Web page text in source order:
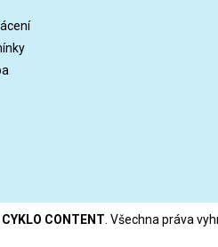
CYKLO CONTENT . Všechna práva